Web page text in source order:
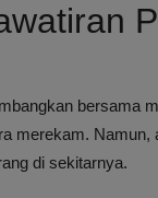
bersama
merekam.
di sekitarnya.